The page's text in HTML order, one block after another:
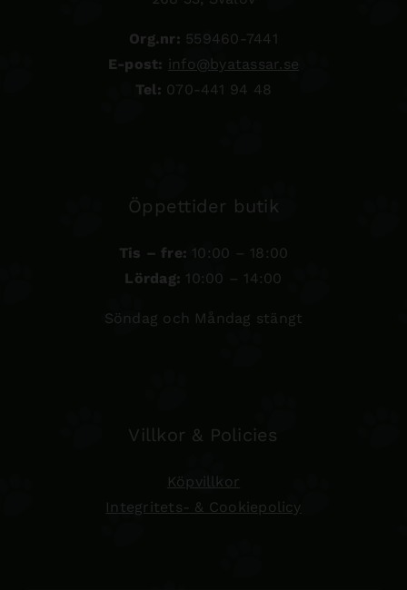
Org.nr: 559460-7441
E-post: info@byatassar.se
Tel: 070-441 94 48
Öppettider butik
Tis – fre: 10:00 – 18:00
Lördag: 10:00 – 14:00
Söndag och Måndag stängt
Villkor & Policies
Köpvillkor
Integritets- & Cookiepolicy